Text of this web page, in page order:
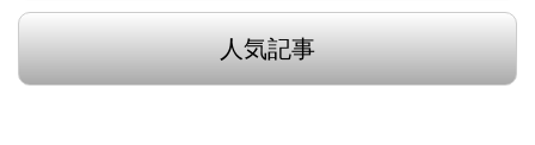
人気記事